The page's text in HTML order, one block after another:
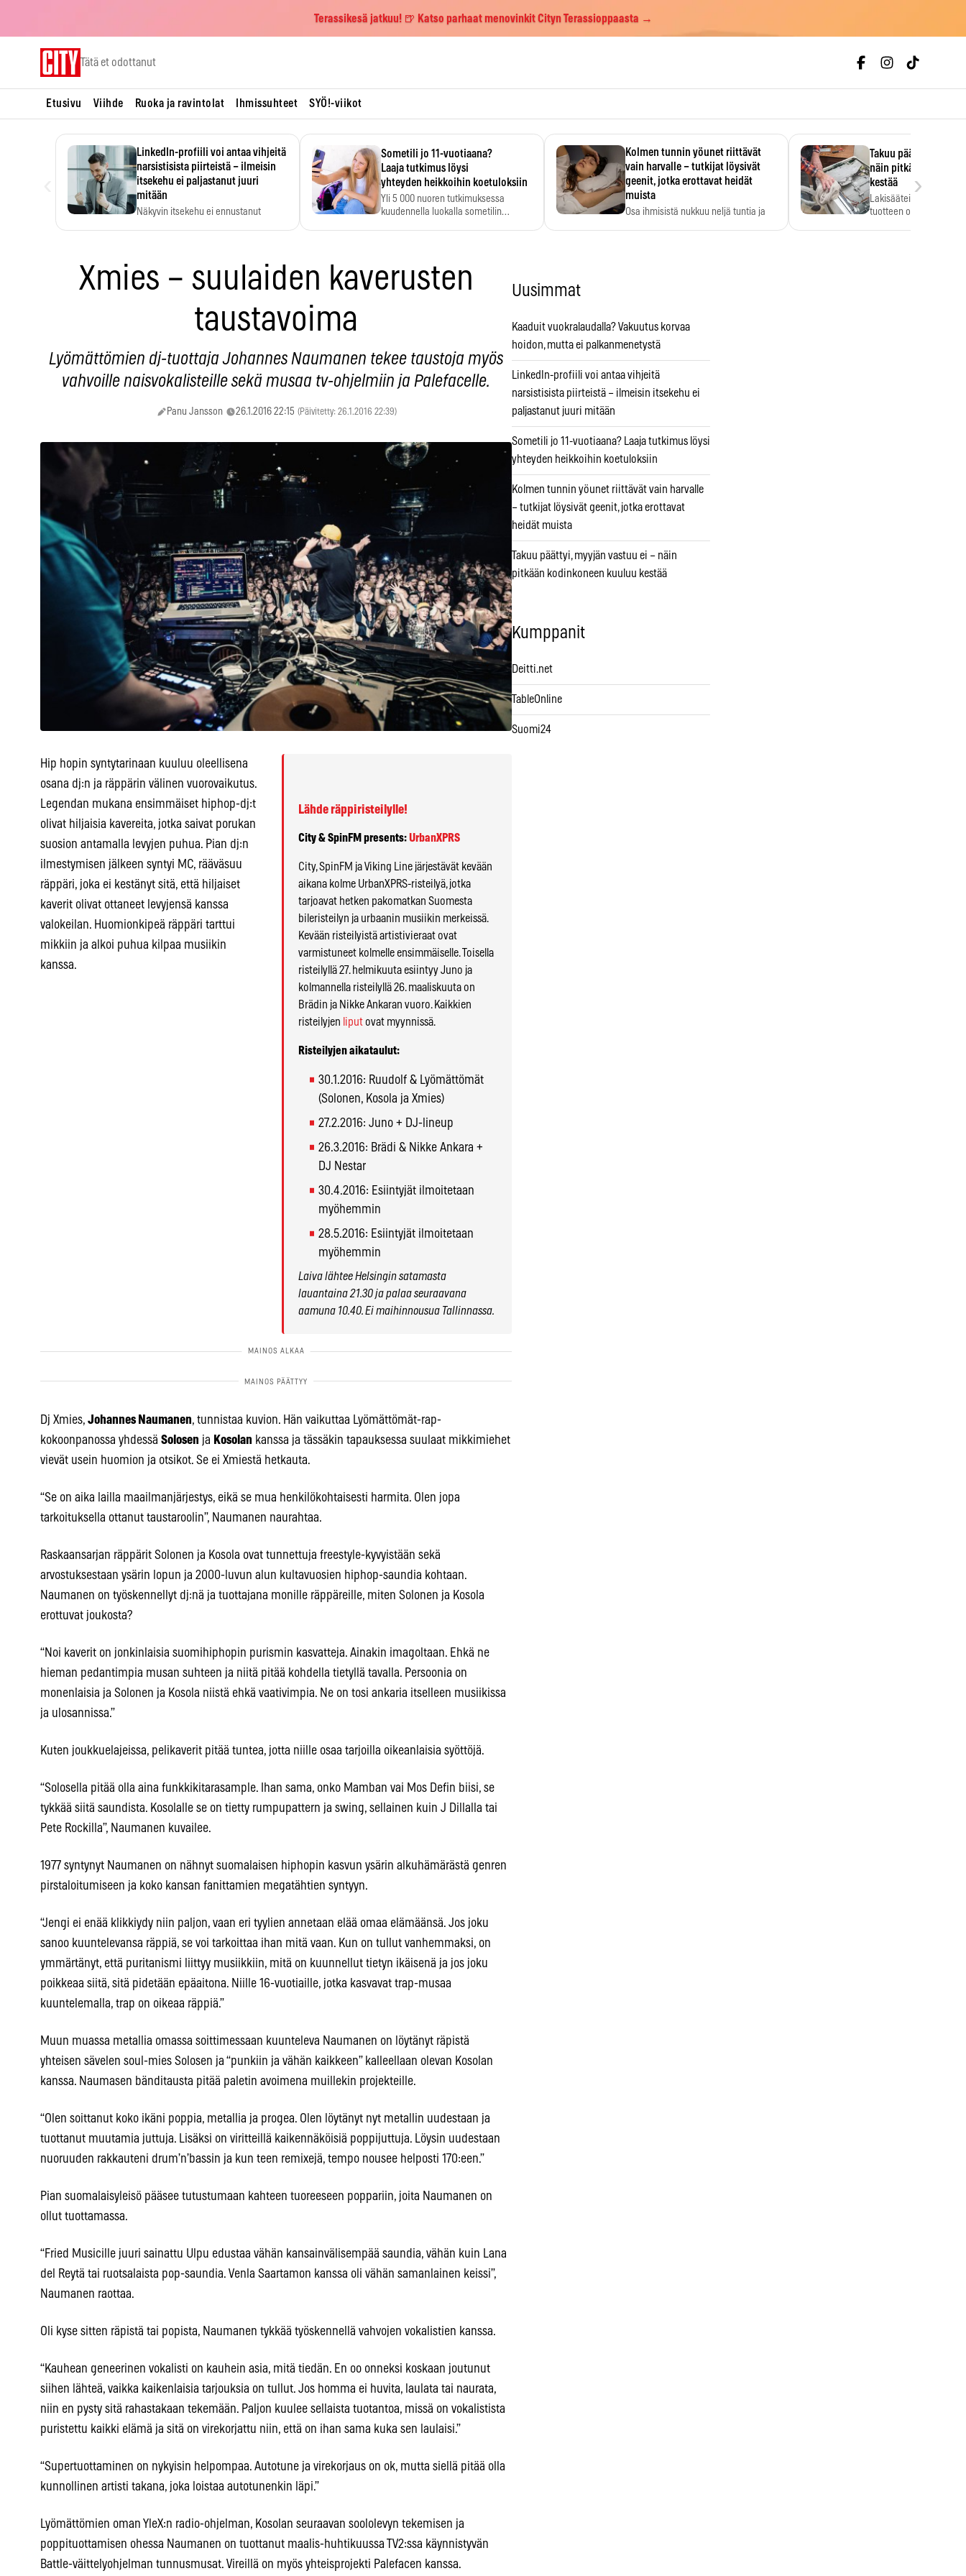
Terassikesä jatkuu! 🍺 Katso parhaat menovinkit Cityn Terassioppaasta →
Tätä et odottanut
Etusivu Viihde Ruoka ja ravintolat Ihmissuhteet SYÖ!-viikot
LinkedIn-profiili voi antaa vihjeitä
narsistisista piirteistä – ilmeisin
itsekehu ei paljastanut juuri
mitään
Näkyvin itsekehu ei ennustanut
Sometili jo 11-vuotiaana?
Laaja tutkimus löysi
yhteyden heikkoihin koetuloksiin
Yli 5 000 nuoren tutkimuksessa
kuudennella luokalla sometilin…
Kolmen tunnin yöunet riittävät
vain harvalle – tutkijat löysivät
geenit, jotka erottavat heidät
muista
Osa ihmisistä nukkuu neljä tuntia ja
Takuu päättyi,
näin pitkään
kestää
Lakisääteinen
tuotteen oletetun
›
Xmies – suulaiden kaverusten
taustavoima
Lyömättömien dj-tuottaja Johannes Naumanen tekee taustoja myös
vahvoille naisvokalisteille sekä musaa tv-ohjelmiin ja Palefacelle.
Panu Jansson 26.1.2016 22:15 (Päivitetty: 26.1.2016 22:39)
Lähde räppiristeilylle!
City &SpinFM presents:UrbanXPRS
City, SpinFM ja Viking Line järjestävät kevään
aikana kolme UrbanXPRS-risteilyä, jotka
tarjoavat hetken pakomatkan Suomesta
bileristeilyn ja urbaanin musiikin merkeissä.
Kevään risteilyistä artistivieraat ovat
varmistuneet kolmelle ensimmäiselle. Toisella
risteilyllä 27. helmikuuta esiintyy Juno ja
kolmannella risteilyllä 26. maaliskuuta on
Brädin ja Nikke Ankaran vuoro. Kaikkien
risteilyjen liput ovat myynnissä.
Risteilyjen aikataulut:
30.1.2016: Ruudolf & Lyömättömät
(Solonen, Kosola ja Xmies)
27.2.2016: Juno + DJ-lineup
26.3.2016: Brädi & Nikke Ankara +
DJ Nestar
30.4.2016: Esiintyjät ilmoitetaan
myöhemmin
28.5.2016: Esiintyjät ilmoitetaan
myöhemmin
Laiva lähtee Helsingin satamasta
lauantaina 21.30 ja palaa seuraavana
aamuna 10.40. Ei maihinnousua Tallinnassa.
Hip hopin syntytarinaan kuuluu oleellisena
osana dj:n ja räppärin välinen vuorovaikutus.
Legendan mukana ensimmäiset hiphop-dj:t
olivat hiljaisia kavereita, jotka saivat porukan
suosion antamalla levyjen puhua. Pian dj:n
ilmestymisen jälkeen syntyi MC, rääväsuu
räppäri, joka ei kestänyt sitä, että hiljaiset
kaverit olivat ottaneet levyjensä kanssa
valokeilan. Huomionkipeä räppäri tarttui
mikkiin ja alkoi puhua kilpaa musiikin
kanssa.
Dj Xmies, Johannes Naumanen, tunnistaa kuvion. Hän vaikuttaa Lyömättömät-rap-
kokoonpanossa yhdessä Solosen ja Kosolan kanssa ja tässäkin tapauksessa suulaat mikkimiehet
vievät usein huomion ja otsikot. Se ei Xmiestä hetkauta.
“Se on aika lailla maailmanjärjestys, eikä se mua henkilökohtaisesti harmita. Olen jopa
tarkoituksella ottanut taustaroolin”, Naumanen naurahtaa.
Raskaansarjan räppärit Solonen ja Kosola ovat tunnettuja freestyle-kyvyistään sekä
arvostuksestaan ysärin lopun ja 2000-luvun alun kultavuosien hiphop-saundia kohtaan.
Naumanen on työskennellyt dj:nä ja tuottajana monille räppäreille, miten Solonen ja Kosola
erottuvat joukosta?
“Noi kaverit on jonkinlaisia suomihiphopin purismin kasvatteja. Ainakin imagoltaan. Ehkä ne
hieman pedantimpia musan suhteen ja niitä pitää kohdella tietyllä tavalla. Persoonia on
monenlaisia ja Solonen ja Kosola niistä ehkä vaativimpia. Ne on tosi ankaria itselleen musiikissa
ja ulosannissa.”
Kuten joukkuelajeissa, pelikaverit pitää tuntea, jotta niille osaa tarjoilla oikeanlaisia syöttöjä.
“Solosella pitää olla aina funkkikitarasample. Ihan sama, onko Mamban vai Mos Defin biisi, se
tykkää siitä saundista. Kosolalle se on tietty rumpupattern ja swing, sellainen kuin J Dillalla tai
Pete Rockilla”, Naumanen kuvailee.
1977 syntynyt Naumanen on nähnyt suomalaisen hiphopin kasvun ysärin alkuhämärästä genren
pirstaloitumiseen ja koko kansan fanittamien megatähtien syntyyn.
“Jengi ei enää klikkiydy niin paljon, vaan eri tyylien annetaan elää omaa elämäänsä. Jos joku
sanoo kuuntelevansa räppiä, se voi tarkoittaa ihan mitä vaan. Kun on tullut vanhemmaksi, on
ymmärtänyt, että puritanismi liittyy musiikkiin, mitä on kuunnellut tietyn ikäisenä ja jos joku
poikkeaa siitä, sitä pidetään epäaitona. Niille 16-vuotiaille, jotka kasvavat trap-musaa
kuuntelemalla, trap on oikeaa räppiä.”
Muun muassa metallia omassa soittimessaan kuunteleva Naumanen on löytänyt räpistä
yhteisen sävelen soul-mies Solosen ja “punkiin ja vähän kaikkeen” kalleellaan olevan Kosolan
kanssa. Naumasen bänditausta pitää paletin avoimena muillekin projekteille.
“Olen soittanut koko ikäni poppia, metallia ja progea. Olen löytänyt nyt metallin uudestaan ja
tuottanut muutamia juttuja. Lisäksi on viritteillä kaikennäköisiä poppijuttuja. Löysin uudestaan
nuoruuden rakkauteni drum’n’bassin ja kun teen remixejä, tempo nousee helposti 170:een.”
Pian suomalaisyleisö pääsee tutustumaan kahteen tuoreeseen poppariin, joita Naumanen on
ollut tuottamassa.
“Fried Musicille juuri sainattu Ulpu edustaa vähän kansainvälisempää saundia, vähän kuin Lana
del Reytä tai ruotsalaista pop-saundia. Venla Saartamon kanssa oli vähän samanlainen keissi”,
Naumanen raottaa.
Oli kyse sitten räpistä tai popista, Naumanen tykkää työskennellä vahvojen vokalistien kanssa.
“Kauhean geneerinen vokalisti on kauhein asia, mitä tiedän. En oo onneksi koskaan joutunut
siihen lähteä, vaikka kaikenlaisia tarjouksia on tullut. Jos homma ei huvita, laulata tai naurata,
niin en pysty sitä rahastakaan tekemään. Paljon kuulee sellaista tuotantoa, missä on vokalistista
puristettu kaikki elämä ja sitä on virekorjattu niin, että on ihan sama kuka sen laulaisi.”
“Supertuottaminen on nykyisin helpompaa. Autotune ja virekorjaus on ok, mutta siellä pitää olla
kunnollinen artisti takana, joka loistaa autotunenkin läpi.”
Lyömättömien oman YleX:n radio-ohjelman, Kosolan seuraavan soololevyn tekemisen ja
poppituottamisen ohessa Naumanen on tuottanut maalis-huhtikuussa TV2:ssa käynnistyvän
Battle-väittelyohjelman tunnusmusat. Vireillä on myös yhteisprojekti Palefacen kanssa.
Uusimmat
Kaaduit vuokralaudalla? Vakuutus korvaa
hoidon, mutta ei palkanmenetystä
LinkedIn-profiili voi antaa vihjeitä
narsistisista piirteistä – ilmeisin itsekehu ei
paljastanut juuri mitään
Sometili jo 11-vuotiaana? Laaja tutkimus löysi
yhteyden heikkoihin koetuloksiin
Kolmen tunnin yöunet riittävät vain harvalle
– tutkijat löysivät geenit, jotka erottavat
heidät muista
Takuu päättyi, myyjän vastuu ei – näin
pitkään kodinkoneen kuuluu kestää
Kumppanit
Deitti.net
TableOnline
Suomi24